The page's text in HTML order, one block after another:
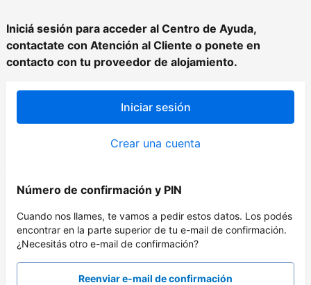
Iniciá sesión para acceder al Centro de Ayuda,
contactate con Atención al Cliente o ponete en
contacto con tu proveedor de alojamiento.
Iniciar sesión
Crear una cuenta
Número de confirmación y PIN
Cuando nos llames, te vamos a pedir estos datos. Los podés
encontrar en la parte superior de tu e-mail de confirmación.
¿Necesitás otro e-mail de confirmación?
Reenviar e-mail de confirmación